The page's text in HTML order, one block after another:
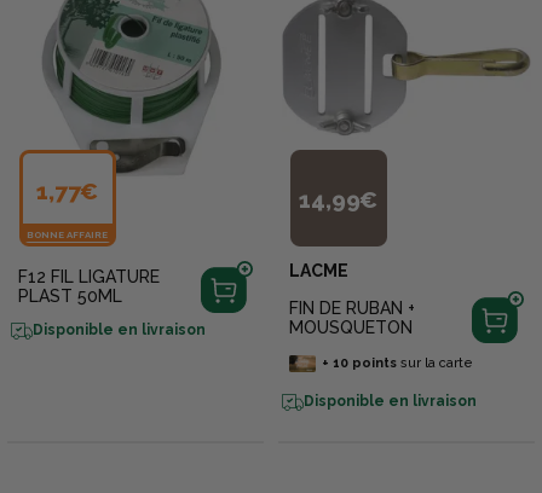
1,77€
BONNE AFFAIRE
F12 FIL LIGATURE
PLAST 50ML
Disponible en livraison
14,99€
LACME
FIN DE RUBAN +
MOUSQUETON
+ 10pointssur la carte
Disponible en livraison